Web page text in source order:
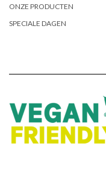
ONZE PRODUCTEN
SPECIALE DAGEN